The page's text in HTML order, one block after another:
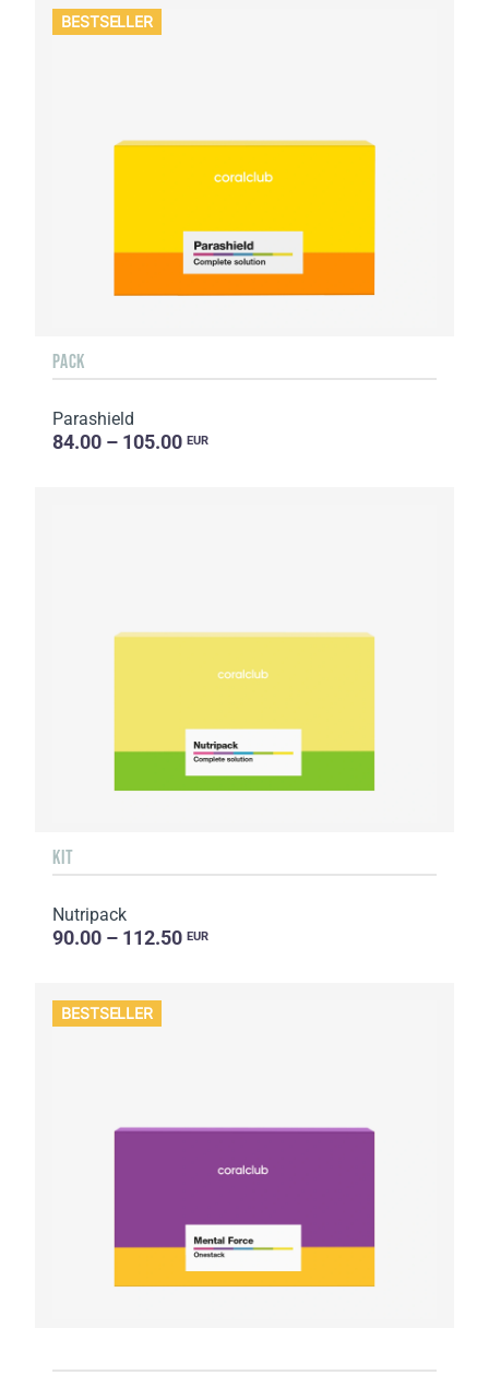
BESTSELLER
PACK
Parashield
84.00 – 105.00 EUR
KIT
Nutripack
90.00 – 112.50 EUR
BESTSELLER